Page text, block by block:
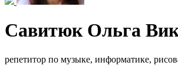
Савитюк Ольга
репетитор по музыке, информатике,